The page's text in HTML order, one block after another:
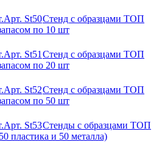
Арт. St50Стенд с образцами ТОП
по 10 шт
Арт. St51 Стенд с образцами ТОП
по 20 шт
Арт. St52Стенд с образцами ТОП
по 50 шт
Арт. St53Стенды с образцами ТОП
пластика и 50 металла)